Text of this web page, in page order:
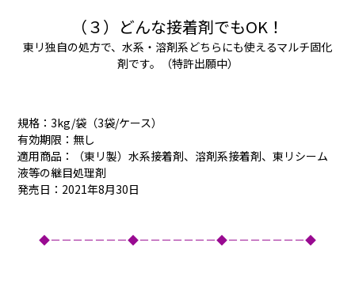
（３）どんな接着剤でもOK！
東リ独自の処方で、水系・溶剤系どちらにも使えるマルチ固化
剤です。（特許出願中）
規格：3kg/袋（3袋/ケース）
有効期限：無し
適用商品：（東リ製）水系接着剤、溶剤系接着剤、東リシーム
液等の継目処理剤
発売日：2021年8月30日
◆－－－－－－－◆－－－－－－－◆－－－－－－－◆